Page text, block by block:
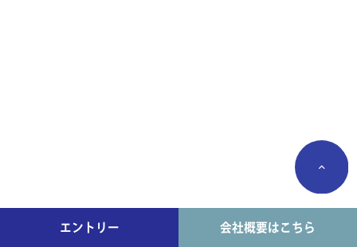
エントリー 会社概要はこちら